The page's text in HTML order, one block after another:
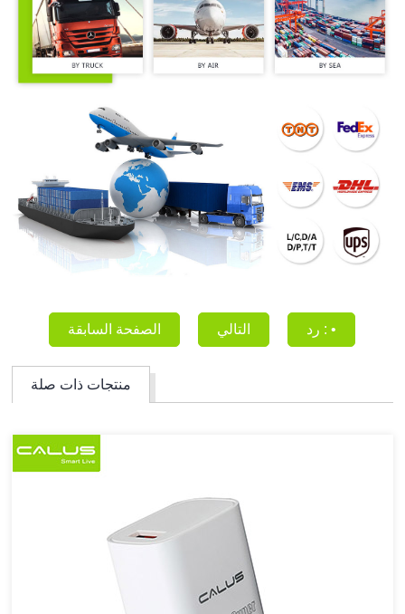
الصفحة السابقة التالي رد : •
منتجات ذات صلة